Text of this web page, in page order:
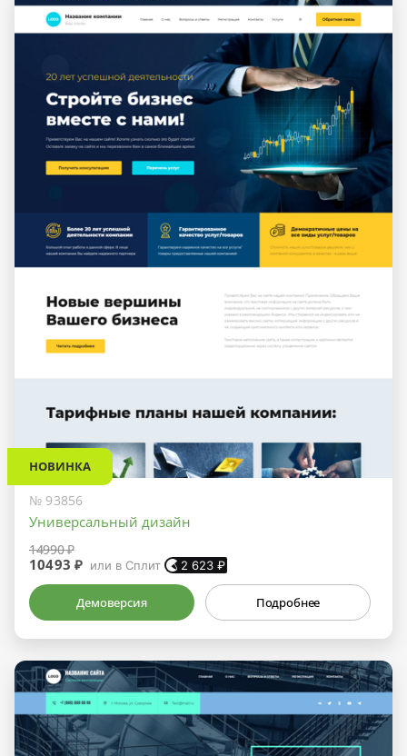
НОВИНКА
№ 93856
Универсальный дизайн
14990 ₽
10493 ₽ или в Сплит 2 623 ₽
Демоверсия Подробнее